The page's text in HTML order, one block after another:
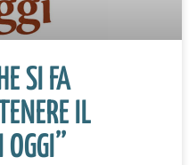
SI FA
IL